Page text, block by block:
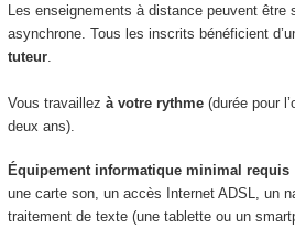
Les enseignements à distance peuvent être
asynchrone. Tous les inscrits bénéficient
tuteur.
Vous travaillez à votre rythme(durée pour
deux ans).
Équipement informatique minimal requis
une carte son, un accès Internet ADSL, un
traitement de texte (une tablette ou un